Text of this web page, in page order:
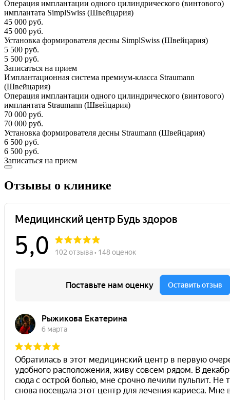
Операция имплантации одного цилиндрического (винтового)
имплантата SimplSwiss (Швейцария)
45 000 руб.
45 000 руб.
Установка формирователя десны SimplSwiss (Швейцария)
5 500 руб.
5 500 руб.
Записаться на прием
Имплантационная система премиум-класса Straumann
(Швейцария)
Операция имплантации одного цилиндрического (винтового)
имплантата Straumann (Швейцария)
70 000 руб.
70 000 руб.
Установка формирователя десны Straumann (Швейцария)
6 500 руб.
6 500 руб.
Записаться на прием
Отзывы о клинике